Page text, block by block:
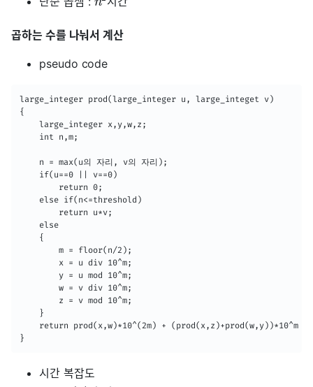
곱하는 수를 나눠서 계산
pseudo code
large_integer prod(large_integer u, large_integet v)
{
    int n,m;
    n = max(u의 자리, v의 자리);
    if(u==0 || v==0)
    else if(n<=threshold)
    else
    {
        x = u div 10^m;
        y = u mod 10^m;
        w = v div 10^m;
        z = v mod 10^m;
    }
return prod(x,w)*10^(2m) + (prod(x,z)+prod(w,y))*10^m +
}
시간 복잡도